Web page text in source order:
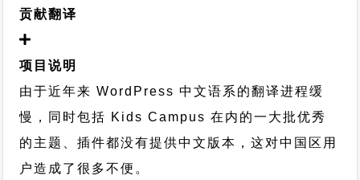
贡献翻译
项目说明
由于近年来 WordPress 中文语系的翻译进程缓
慢，同时包括 Kids Campus 在内的一大批优秀
的主题、插件都没有提供中文版本，这对中国区用
户造成了很多不便。